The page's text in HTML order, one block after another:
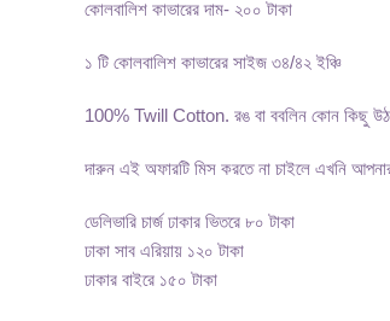
কোলবালিশ কাভারের দাম- ২০০ টাকা
১ টি কোলবালিশ কাভারের সাইজ ৩৪/৪২ ইঞ্চি
100% Twill Cotton. রঙ বা ববলিন কোন কিছু উঠবে
দারুন এই অফারটি মিস করতে না চাইলে এখনি
ডেলিভারি চার্জ ঢাকার ভিতরে ৮০ টাকা
ঢাকা সাব এরিয়ায় ১২০ টাকা
ঢাকার বাইরে ১৫০ টাকা